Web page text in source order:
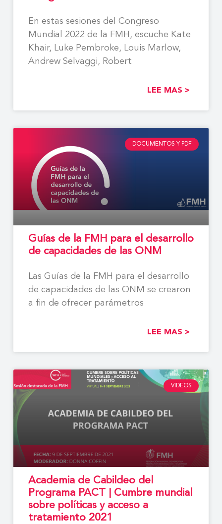
En estas sesiones del Congreso
Mundial 2022 de la FMH, escuche Kate
Khair, Luke Pembroke, Louis Marlow,
Andrew Selvaggi, Robert
LEE MAS >
DOCUMENTOS Y PDF
Guías de la FMH para el desarrollo
de capacidades de las ONM
Las Guías de la FMH para el desarrollo
de capacidades de las ONM se crearon
a fin de ofrecer parámetros
LEE MAS >
VIDEOS
Academia de Cabildeo del
Programa PACT | Cumbre mundial
sobre políticas y acceso a
tratamiento 2021